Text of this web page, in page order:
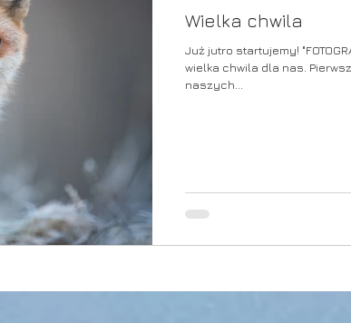
Wielka chwila
Już jutro startujemy!
wielka chwila dla nas.
naszych...